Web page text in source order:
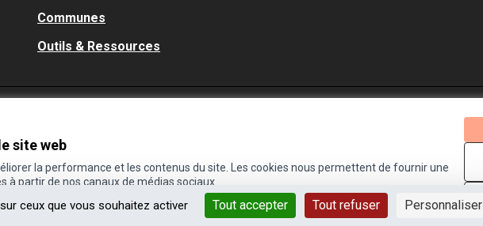
ceux que vous souhaitez activer Tout accepter Tout refuser Personnaliser
site web
la performance et les contenus du site. Les cookies nous permettent de fournir une
partir de nos canaux de médias sociaux.
Communes
Outils & Ressources